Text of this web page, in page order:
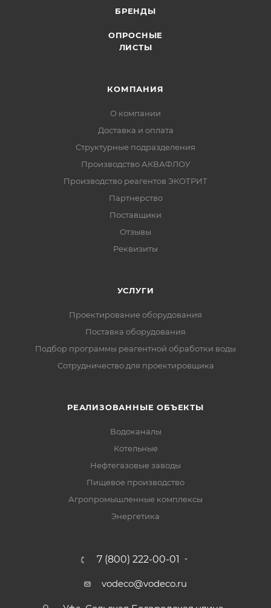
БРЕНДЫ
ОПРОСНЫЕ
ЛИСТЫ
КОМПАНИЯ
О компании
Доставка и оплата
Структурные подразделения
Производство АКВАФЛОУ
Производство реагентов ЭКОТРИТ
Партнерство
Поставщики
Отзывы
Реквизиты
УСЛУГИ
Проектирование оборудования
Поставка оборудования
Подбор программы реагентной обработки воды
Сотрудничество для проектировщика
РЕАЛИЗОВАННЫЕ ОБЪЕКТЫ
Водоканалы
Котельные
Нефтегазовые заводы
Пищевое производство
Агропромышленные комплексы
Энергетика
7 (800) 222-00-01
vodeco@vodeco.ru